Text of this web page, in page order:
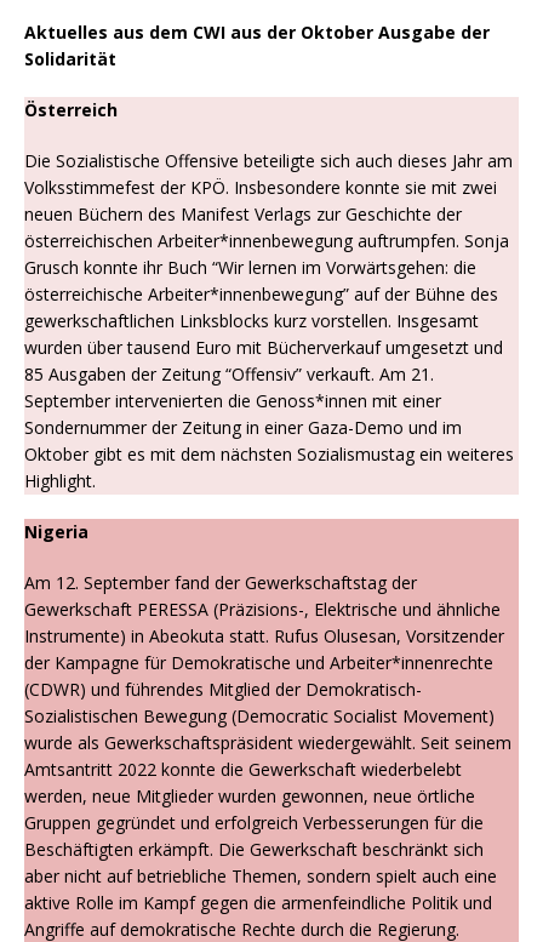
Aktuelles aus dem CWI aus der Oktober Ausgabe der
Solidarität
Österreich
Die Sozialistische Offensive beteiligte sich auch dieses Jahr am
Volksstimmefest der KPÖ. Insbesondere konnte sie mit zwei
neuen Büchern des Manifest Verlags zur Geschichte der
österreichischen Arbeiter*innenbewegung auftrumpfen. Sonja
Grusch konnte ihr Buch “Wir lernen im Vorwärtsgehen: die
österreichische Arbeiter*innenbewegung” auf der Bühne des
gewerkschaftlichen Linksblocks kurz vorstellen. Insgesamt
wurden über tausend Euro mit Bücherverkauf umgesetzt und
85 Ausgaben der Zeitung “Offensiv” verkauft. Am 21.
September intervenierten die Genoss*innen mit einer
Sondernummer der Zeitung in einer Gaza-Demo und im
Oktober gibt es mit dem nächsten Sozialismustag ein weiteres
Highlight.
Nigeria
Am 12. September fand der Gewerkschaftstag der
Gewerkschaft PERESSA (Präzisions-, Elektrische und ähnliche
Instrumente) in Abeokuta statt. Rufus Olusesan, Vorsitzender
der Kampagne für Demokratische und Arbeiter*innenrechte
(CDWR) und führendes Mitglied der Demokratisch-
Sozialistischen Bewegung (Democratic Socialist Movement)
wurde als Gewerkschaftspräsident wiedergewählt. Seit seinem
Amtsantritt 2022 konnte die Gewerkschaft wiederbelebt
werden, neue Mitglieder wurden gewonnen, neue örtliche
Gruppen gegründet und erfolgreich Verbesserungen für die
Beschäftigten erkämpft. Die Gewerkschaft beschränkt sich
aber nicht auf betriebliche Themen, sondern spielt auch eine
aktive Rolle im Kampf gegen die armenfeindliche Politik und
Angriffe auf demokratische Rechte durch die Regierung.